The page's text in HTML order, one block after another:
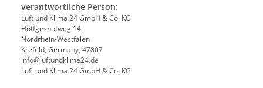
verantwortliche Person:
Luft und Klima 24 GmbH & Co. KG
Höffgeshofweg 14
Nordrhein-Westfalen
Krefeld, Germany, 47807
info@luftundklima24.de
Luft und Klima 24 GmbH & Co. KG